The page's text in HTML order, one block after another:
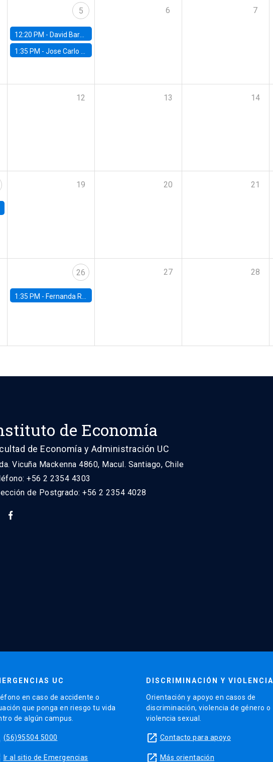
5
12:20 PM - David Bardey, Universidad de los Andes - CEDE
1:35 PM -Jose Carlo Bermudez, UC (ME) & World Bank
6 7
12 13 14
19 20 21
26
1:35 PM - Fernanda Rojas Ampuero, University of Wisconsin-Madison
27 28
de Economía
de Economía y Administración UC
Vicuña Mackenna 4860, Macul. Santiago, Chile
+56 2 2354 4303
de Postgrado: +56 2 2354 4028
UC
en caso de accidente o
que ponga en riesgo tu vida
de algún campus.
(56)95504 5000
Ir al sitio de Emergencias
DISCRIMINACIÓN Y VIOLENCIA
Orientación y apoyo en casos de
discriminación, violencia de género o
violencia sexual.
launch Contacto para apoyo
launch Más orientación